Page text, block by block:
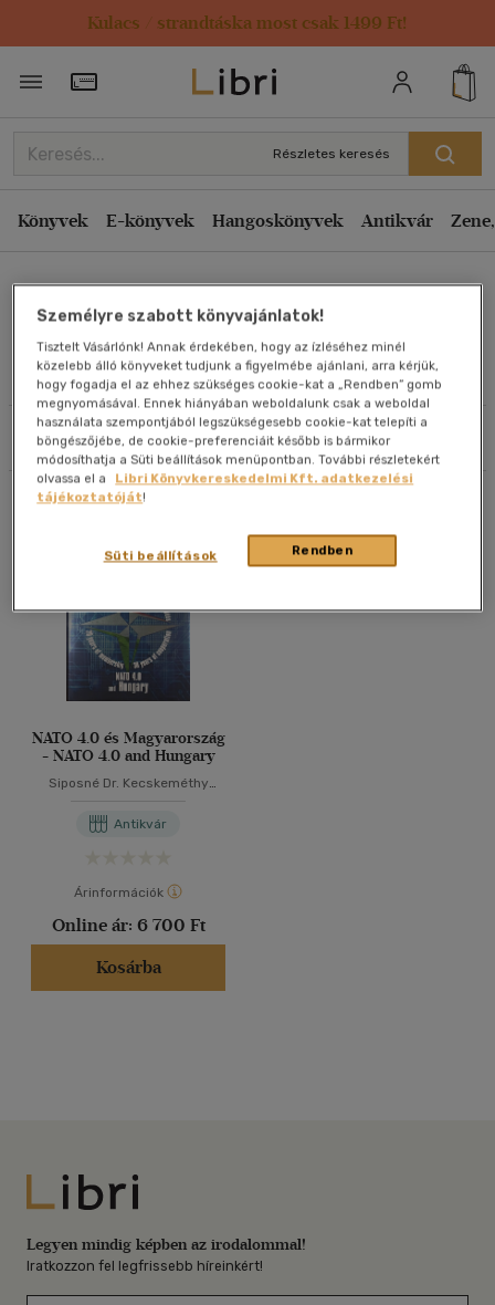
Kulacs / strandtáska most csak 1499 Ft!
Törzsvásárlói Kártya adatai
Részletes keresés
Könyvek E-könyvek Hangoskönyvek Antikvár
Szenes Zoltán
Művei
Szűrés Rendezés
Rendezés
Kiadás éve szerint csökkenő
Ár szerint csökkenő
Eladott darabszám szerint csökkenő
Eladott darabszám szerint növekvő
Cím szerint A-Z
Szerző szerint A-Z
Megjelenítés
20 db / oldal
Alkalmaz
NATO 4.0 és Magyarország
- NATO 4.0 and Hungary
Siposné Dr. Kecskeméthy
Antikvár
Árinformációk
Online ár: 6 700 Ft
Kosárba
Libri
Legyen mindig képben az irodalommal!
Iratkozzon fel legfrissebb híreinkért!
Személyre szabott könyvajánlatok!
Tisztelt Vásárlónk! Annak érdekében, hogy az ízléséhez minél
közelebb álló könyveket tudjunk a figyelmébe ajánlani, arra kérjük,
hogy fogadja el az ehhez szükséges cookie-kat a „Rendben” gomb
megnyomásával. Ennek hiányában weboldalunk csak a weboldal
használata szempontjából legszükségesebb cookie-kat telepíti a
böngészőjébe, de cookie-preferenciáit később is bármikor
módosíthatja a Süti beállítások menüpontban. További részletekért
olvassa el a
Libri Könyvkereskedelmi Kft. adatkezelési
tájékoztatóját!
Rendben
Süti beállítások